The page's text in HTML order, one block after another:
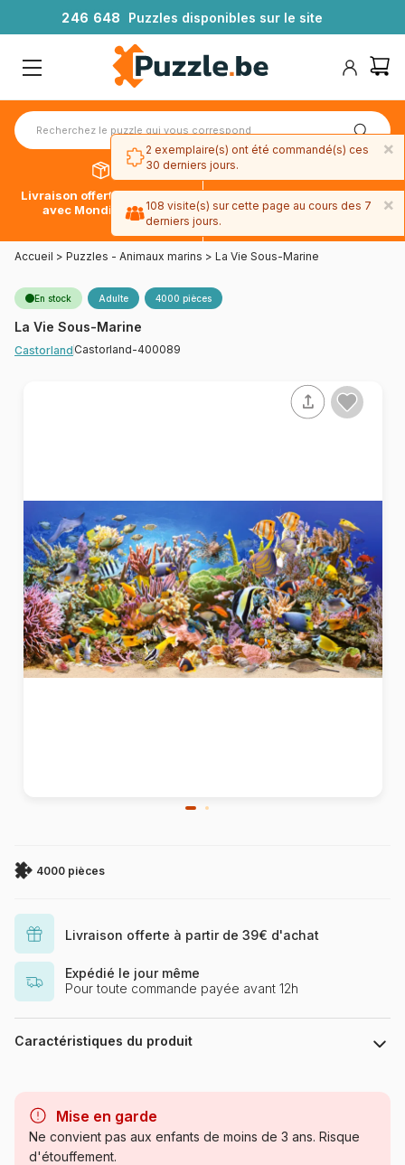
246 648 Puzzles disponibles sur le site
Livraison offerte dès 39€*
avec Mondial Relay
Paiement en 4x sans frais
avec Paypal
Accueil > Puzzles - Animaux marins > La Vie Sous-Marine
En stock Adulte 4000 pièces
La Vie Sous-Marine
Castorland Castorland-400089
4000 pièces
Livraison offerte à partir de 39€ d'achat
Expédié le jour même
Pour toute commande payée avant 12h
Caractéristiques du produit
Catégorie
Mise en garde
Ne convient pas aux enfants de moins de 3 ans. Risque
d'étouffement.
×
2 exemplaire(s) ont été commandé(s) ces
30 derniers jours.
×
108 visite(s) sur cette page au cours des 7
derniers jours.